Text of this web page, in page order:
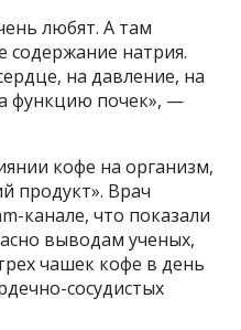
любят. А там
содержание натрия.
на давление, на
функцию почек», —
кофе на организм,
продукт». Врач
канале, что показали
выводам ученых,
чашек кофе в день
сосудистых